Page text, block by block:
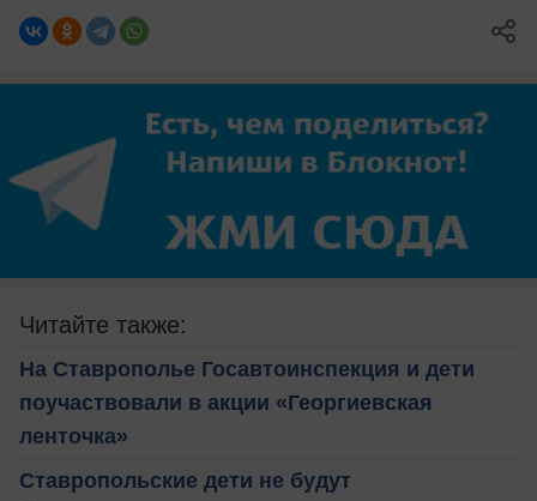
Читайте также:
На Ставрополье Госавтоинспекция и дети
поучаствовали в акции «Георгиевская
ленточка»
Ставропольские дети не будут